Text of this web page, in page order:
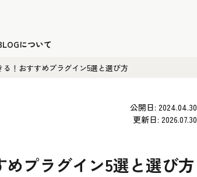
について
！おすすめプラグイン5選と選び方
公開日: 2024.04.30
更新日: 2026.07.30
プラグイン5選と選び方